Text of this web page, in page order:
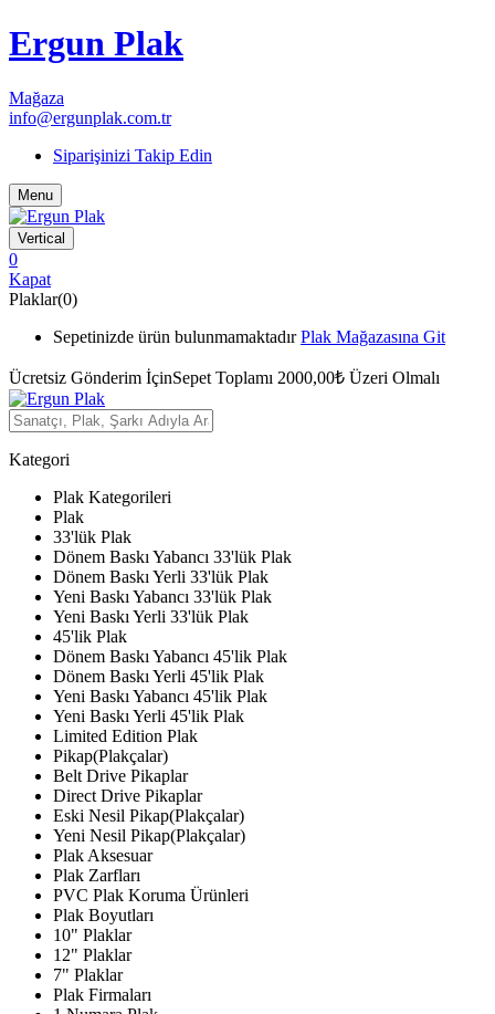
Ergun Plak
Mağaza
info@ergunplak.com.tr
Siparişinizi Takip Edin
Menu
Vertical
0
Kapat
Plaklar(0)
Sepetinizde ürün bulunmamaktadır Plak Mağazasına Git
Ücretsiz Gönderim İçinSepet Toplamı 2000,00₺ Üzeri Olmalı
Kategori
Plak Kategorileri
Plak
33'lük Plak
Dönem Baskı Yabancı 33'lük Plak
Dönem Baskı Yerli 33'lük Plak
Yeni Baskı Yabancı 33'lük Plak
Yeni Baskı Yerli 33'lük Plak
45'lik Plak
Dönem Baskı Yabancı 45'lik Plak
Dönem Baskı Yerli 45'lik Plak
Yeni Baskı Yabancı 45'lik Plak
Yeni Baskı Yerli 45'lik Plak
Limited Edition Plak
Pikap(Plakçalar)
Belt Drive Pikaplar
Direct Drive Pikaplar
Eski Nesil Pikap(Plakçalar)
Yeni Nesil Pikap(Plakçalar)
Plak Aksesuar
Plak Zarfları
PVC Plak Koruma Ürünleri
Plak Boyutları
10" Plaklar
12" Plaklar
7" Plaklar
Plak Firmaları